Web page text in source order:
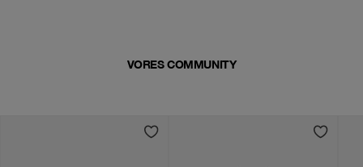
VORES COMMUNITY